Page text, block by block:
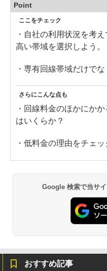
Point
ここをチェック
・自社の利用状況を考
高い帯域を選択しよう。
・専有回線帯域だけで
さらにこんな点も
・回線料金のほかにか
はいくらか？
・低料金の理由をチェッ
Google 検索で当サ
おすすめ記事